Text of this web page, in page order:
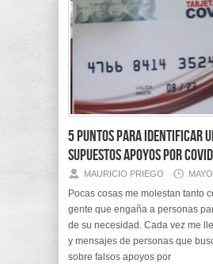
5 puntos para identificar
supuestos apoyos por
MAURICIO PRIEGO
Pocas cosas me molestan tanto
gente que engaña a personas
de su necesidad. Cada vez me
y mensajes de personas que
sobre falsos apoyos por